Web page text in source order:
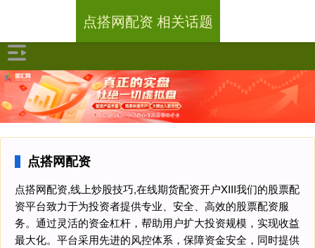
点搭网配资
点搭网配资,线上炒股技巧,在线期货配资开户XIII‌我们的股票配
资平台致力于为投资者提供专业、安全、高效的股票配资服
务。通过灵活的资金杠杆，帮助用户扩大投资规模，实现收益
最大化。平台采用先进的风控体系，保障资金安全，同时提供
点搭网配资 相关话题